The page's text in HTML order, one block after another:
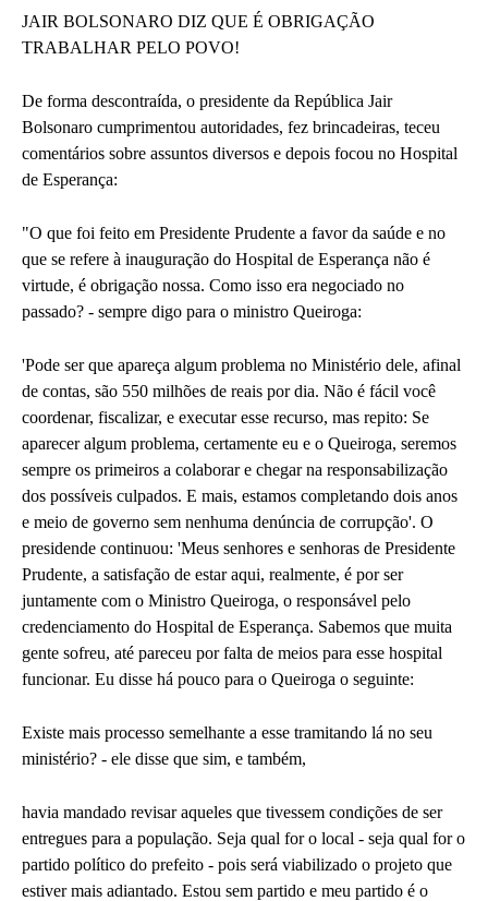
JAIR BOLSONARO DIZ QUE É OBRIGAÇÃO
TRABALHAR PELO POVO!
De forma descontraída, o presidente da República Jair
Bolsonaro cumprimentou autoridades, fez brincadeiras, teceu
comentários sobre assuntos diversos e depois focou no Hospital
de Esperança:
"O que foi feito em Presidente Prudente a favor da saúde e no
que se refere à inauguração do Hospital de Esperança não é
virtude, é obrigação nossa. Como isso era negociado no
passado? - sempre digo para o ministro Queiroga:
'Pode ser que apareça algum problema no Ministério dele, afinal
de contas, são 550 milhões de reais por dia. Não é fácil você
coordenar, fiscalizar, e executar esse recurso, mas repito: Se
aparecer algum problema, certamente eu e o Queiroga, seremos
sempre os primeiros a colaborar e chegar na responsabilização
dos possíveis culpados. E mais, estamos completando dois anos
e meio de governo sem nenhuma denúncia de corrupção'. O
presidende continuou: 'Meus senhores e senhoras de Presidente
Prudente, a satisfação de estar aqui, realmente, é por ser
juntamente com o Ministro Queiroga, o responsável pelo
credenciamento do Hospital de Esperança. Sabemos que muita
gente sofreu, até pareceu por falta de meios para esse hospital
funcionar. Eu disse há pouco para o Queiroga o seguinte:
Existe mais processo semelhante a esse tramitando lá no seu
ministério? - ele disse que sim, e também,
havia mandado revisar aqueles que tivessem condições de ser
entregues para a população. Seja qual for o local - seja qual for o
partido político do prefeito - pois será viabilizado o projeto que
estiver mais adiantado. Estou sem partido e meu partido é o